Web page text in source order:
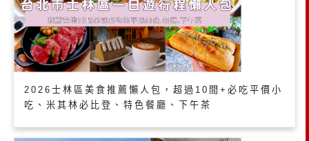
2026士林區美食推薦懶人包，超過10間+必吃平價小
吃、米其林必比登、特色餐廳、下午茶